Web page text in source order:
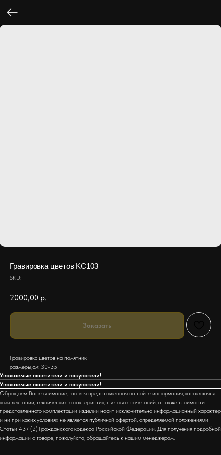
Гравировка цветов KC103
SKU:
2000,00 р.
Заказать
Гравировка цветов на памятник
размеры,см: 30-35
Уважаемые посетители и покупатели!
Уважаемые посетители и покупатели!
Обращаем Ваше внимание, что вся представленная на сайте информация, касающаяся
комплектации, технических характеристик, цветовых сочетаний, а также стоимости
представленного комплектации изделии носит исключительно информационный характер
и ни при каких условиях не является публичной офертой, определяемой положениями
Статьи 437 (2) Гражданского кодекса Российской Федерации. Для получения подробной
информации о товаре, пожалуйста, обращайтесь к нашим менеджерам.